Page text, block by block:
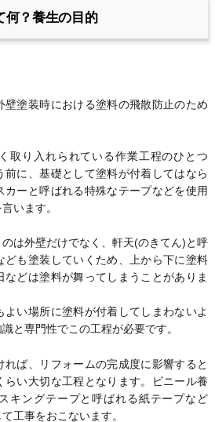
何？養生の目的
壁塗装時における塗料の飛散防止のため
取り入れられている作業工程のひとつ
前に、基礎として塗料が付着してはなら
カーと呼ばれる特殊なテープなどを使用
います。
は外壁だけでなく、軒天(のきてん)と呼
ども塗装していくため、上から下に塗料
どは塗料が舞ってしまうことがありま
い場所に塗料が付着してしまわないよ
と専門性でこの工程が必要です。
ば、リフォームの完成度に影響すると
らい大切な工程となります。ビニール養
キングテープと呼ばれる紙テープなど
工事をおこないます。